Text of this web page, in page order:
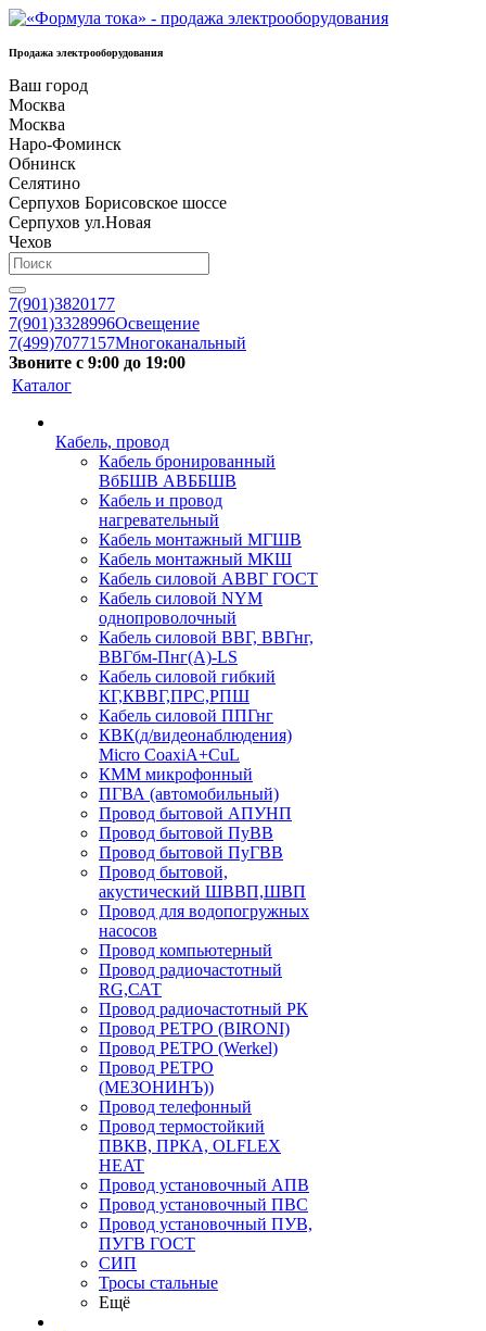
Продажа электрооборудования
Ваш город
Москва
Москва
Наро-Фоминск
Обнинск
Селятино
Серпухов Борисовское шоссе
Серпухов ул.Новая
Чехов
7(901)3820177
7(901)3328996Освещение
7(499)7077157Многоканальный
Звоните с 9:00 до 19:00
Каталог
Кабель, провод
Кабель бронированный
ВбБШВ АВББШВ
Кабель и провод
нагревательный
Кабель монтажный МГШВ
Кабель монтажный МКШ
Кабель силовой АВВГ ГОСТ
Кабель силовой NYM
однопроволочный
Кабель силовой ВВГ, ВВГнг,
ВВГбм-Пнг(А)-LS
Кабель силовой гибкий
КГ,КВВГ,ПРС,РПШ
Кабель силовой ППГнг
КВК(д/видеонаблюдения)
Micro CoaxiA+CuL
КММ микрофонный
ПГВА (автомобильный)
Провод бытовой АПУНП
Провод бытовой ПуВВ
Провод бытовой ПуГВВ
Провод бытовой,
акустический ШВВП,ШВП
Провод для водопогружных
насосов
Провод компьютерный
Провод радиочастотный
RG,САТ
Провод радиочастотный РК
Провод РЕТРО (BIRONI)
Провод РЕТРО (Werkel)
Провод РЕТРО
(МЕЗОНИНЪ))
Провод телефонный
Провод термостойкий
ПВКВ, ПРКА, OLFLEX
HEAT
Провод установочный АПВ
Провод установочный ПВС
Провод установочный ПУВ,
ПУГВ ГОСТ
СИП
Тросы стальные
Ещё